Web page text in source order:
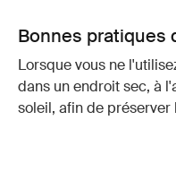
Bonnes pratiques
Lorsque vous ne
dans un endroit sec, à
soleil, afin de